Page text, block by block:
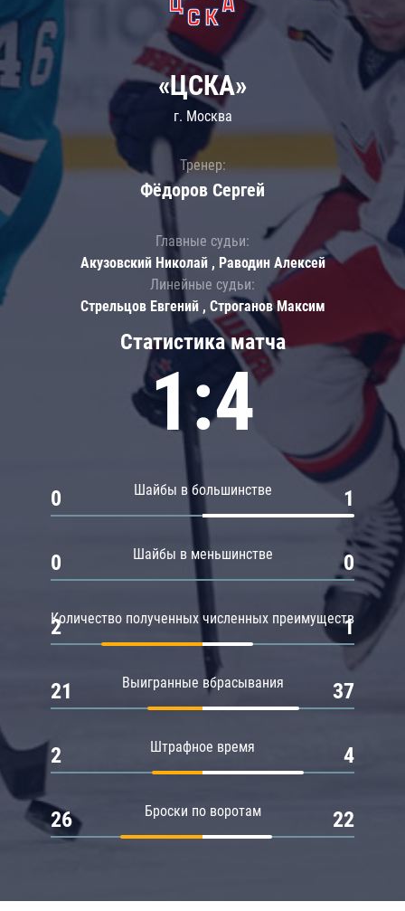
Статистика матча
1:4
Шайбы в большинстве
0 1
Шайбы в меньшинстве
0 0
Количество полученных численных преимуществ
2 1
Выигранные вбрасывания
21 37
Штрафное время
2 4
Броски по воротам
26 22
«ЦСКА»
г. Москва
Тренер:
Фёдоров Сергей
Главные судьи:
Акузовский Николай , Раводин Алексей
Линейные судьи:
Стрельцов Евгений , Строганов Максим